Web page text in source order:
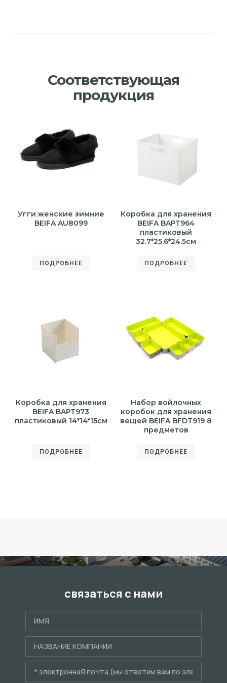
Соответствующая
продукция
Угги женские зимние
BEIFA AU8099
ПОДРОБНЕЕ
Коробка для хранения
BEIFA BAPT964
пластиковый
32.7*25.6*24.5см
ПОДРОБНЕЕ
Коробка для хранения
BEIFA BAPT973
пластиковый 14*14*15см
ПОДРОБНЕЕ
Набор войлочных
коробок для хранения
вещей BEIFA BFDT919 8
предметов
ПОДРОБНЕЕ
связаться с нами